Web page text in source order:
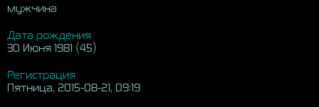
мужчина
Дата рождения
30 Июня 1981 (45)
Регистрация
Пятница, 2015-08-21, 09:19